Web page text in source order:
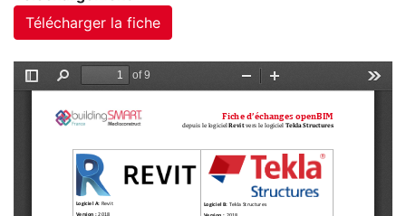
Télécharger la fiche